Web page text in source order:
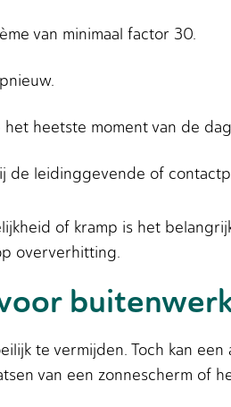
van minimaal factor 30.
heetste moment van de
de leidinggevende of
of kramp is het
oververhitting.
te vermijden. Toch kan
van een zonnescherm of